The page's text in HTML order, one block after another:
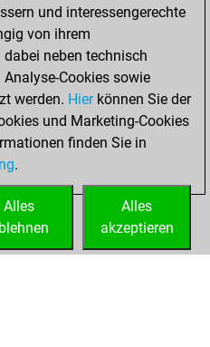
won
Fritz
a
of 15
a
1623
account
und interessengerechte
von ihrem
neben technisch
Cookies sowie
werden. Hierkönnen Sie der
und Marketing-Cookies
finden Sie in
.
Alles
akzeptieren
Alles